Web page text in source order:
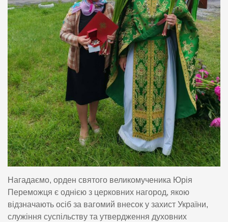
Нагадаємо, орден святого великомученика Юрія
Переможця є однією з церковних нагород, якою
відзначають осіб за вагомий внесок у захист України,
служіння суспільству та утвердження духовних